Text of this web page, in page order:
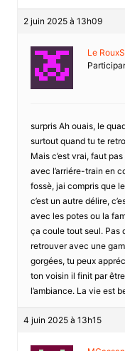
2 juin 2025 à 13h09
Le
surpris Ah ouais, le
surtout quand tu te
Mais c’est vrai, faut
avec l’arriére-train en
fossè, jai compris que
c’est un autre délire,
avec les potes ou la
ça coule tout seul. Pas
retrouver avec une
gorgées, tu peux
ton voisin il finit par
l’ambiance. La vie est
4 juin 2025 à 13h15